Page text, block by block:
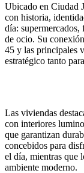
Ubicado en Ciudad
con historia,
día: supermercados,
de ocio. Su
45 y las principales
estratégico tanto
Las viviendas
con interiores
que garantizan
concebidos para
el día, mientras que
ambiente moderno.